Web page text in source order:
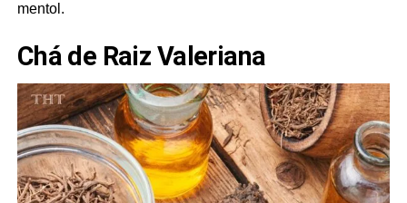
mentol.
Chá de Raiz Valeriana